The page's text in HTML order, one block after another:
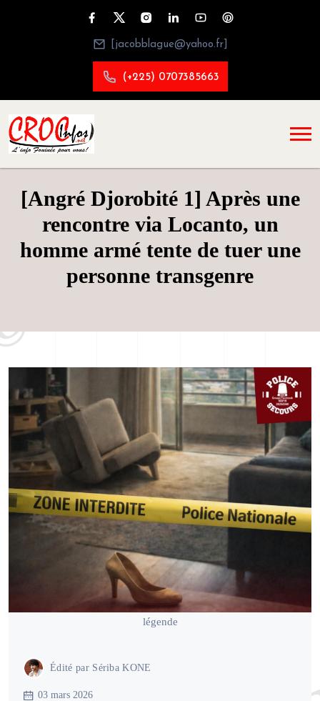
[jacobblague@yahoo.fr]
(+225) 0707385663
[Angré Djorobité 1] Après une
rencontre via Locanto, un
homme armé tente de tuer une
personne transgenre
légende
Édité par Sériba KONE
03 mars 2026